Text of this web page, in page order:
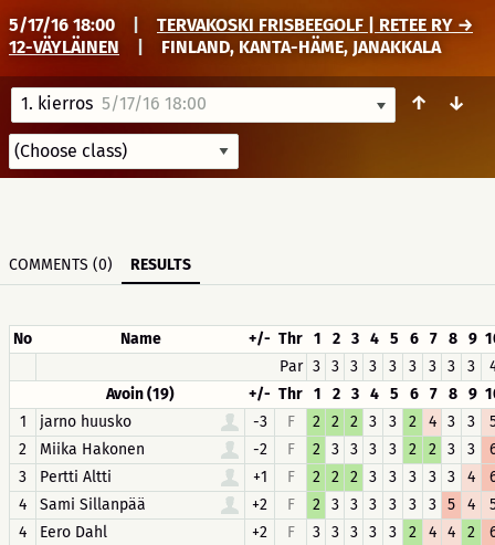
5/17/16 18:00
TERVAKOSKI FRISBEEGOLF | RETEE RY →
12-VÄYLÄINEN
FINLAND, KANTA-HÄME, JANAKKALA
1. kierros 5/17/16 18:00 ↑ ↓
COMMENTS (0) RESULTS
No Name +/- Thr 1 2 3 4 5 6 7 8 9
Par 3 3 3 3 3 3 3 3 3
Avoin (19)
+/- Thr 1 2 3 4 5 6 7 8 9
1
jarno huusko -3 F 2 2 2 3 3 2 4 3 3
2
Miika Hakonen -2 F 2 3 3 3 3 2 2 3 3
3
Pertti Altti +1 F 2 2 2 3 3 3 3 3 4
4
Sami Sillanpää +2 F 2 3 3 3 3 3 3 5 4
4
Eero Dahl +2 F 3 3 3 3 3 2 4 4 2